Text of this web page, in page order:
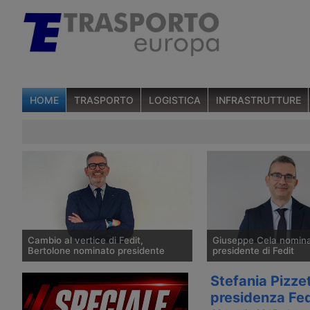
HOME TRASPORTO LOGISTICA INFRASTRUTTURE
Cambio al vertice di Fedit,
Bertolone nominato presidente
Il 19 novembre 2025 Guido Pietro
Bertolone, amministratore delegato di
Gls Italy, è stato nominato presidente
Giuseppe Cela
presidente di Fedit
Il 25 marzo Fedit,
raccoglie i corrieri
annunciato la nomina di
Stefania
presidenza